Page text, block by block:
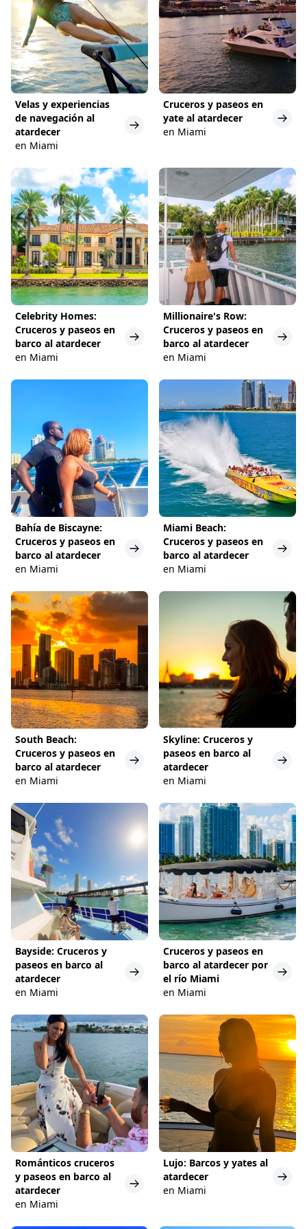
Velas y experiencias
de navegación al
atardecer
en Miami
Cruceros y paseos en
yate al atardecer
en Miami
Celebrity Homes:
Cruceros y paseos en
barco al atardecer
en Miami
Millionaire's Row:
Cruceros y paseos en
barco al atardecer
en Miami
Bahía de Biscayne:
Cruceros y paseos en
barco al atardecer
en Miami
Miami Beach:
Cruceros y paseos en
barco al atardecer
en Miami
South Beach:
Cruceros y paseos en
barco al atardecer
en Miami
Skyline: Cruceros y
paseos en barco al
atardecer
en Miami
Bayside: Cruceros y
paseos en barco al
atardecer
en Miami
Cruceros y paseos en
barco al atardecer por
el río Miami
en Miami
Románticos cruceros
y paseos en barco al
atardecer
en Miami
Lujo: Barcos y yates al
atardecer
en Miami